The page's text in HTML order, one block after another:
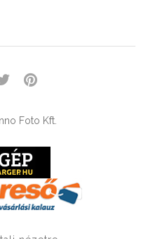
Foto Kft.